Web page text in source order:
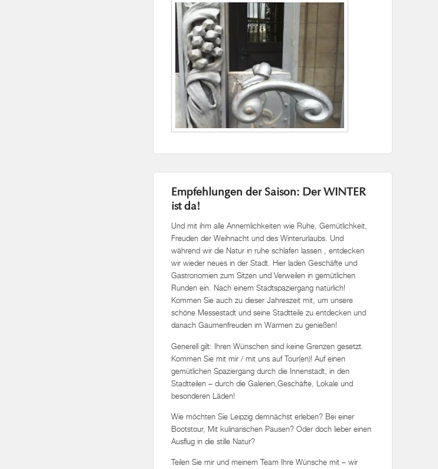
Empfehlungen der Saison: Der WINTER
ist da!
Und mit ihm alle Annemlichkeiten wie Ruhe, Gemütlichkeit,
Freuden der Weihnacht und des Winterurlaubs. Und
während wir die Natur in ruhe schlafen lassen , entdecken
wir wieder neues in der Stadt. Hier laden Geschäfte und
Gastronomien zum Sitzen und Verweilen in gemütlichen
Runden ein. Nach einem Stadtspaziergang natürlich!
Kommen Sie auch zu dieser Jahreszeit mit, um unsere
schöne Messestadt und seine Stadtteile zu entdecken und
danach Gaumenfreuden im Warmen zu genießen!
Generell gilt: Ihren Wünschen sind keine Grenzen gesetzt.
Kommen Sie mit mir / mit uns auf Tour(en)! Auf einen
gemütlichen Spaziergang durch die Innenstadt, in den
Stadtteilen – durch die Galerien,Geschäfte, Lokale und
besonderen Läden!
Wie möchten Sie Leipzig demnächst erleben? Bei einer
Bootstour, Mit kulinarischen Pausen? Oder doch lieber einen
Ausflug in die stille Natur?
Teilen Sie mir und meinem Team Ihre Wünsche mit – wir